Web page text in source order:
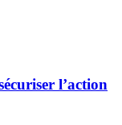
l’action